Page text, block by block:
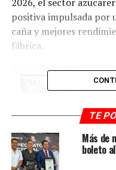
2026, el sector
positiva impulsada por
caña y mejores
fábrica.
TE
Más de
boleto